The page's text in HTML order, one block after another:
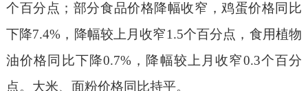
个百分点；部分食品价格降幅收窄，鸡蛋价格同比
下降7.4%，降幅较上月收窄1.5个百分点，食用植物
油价格同比下降0.7%，降幅较上月收窄0.3个百分
点。大米、面粉价格同比持平。